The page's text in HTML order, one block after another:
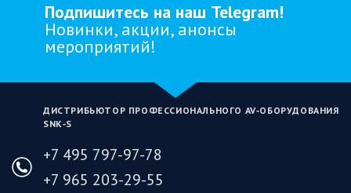
Подпишитесь на наш Telegram!
Новинки, акции, анонсы
мероприятий!
ДИСТРИБЬЮТОР ПРОФЕССИОНАЛЬНОГО AV‑ОБОРУДОВАНИЯ
SNK‑S
+7 495 797-97-78
+7 965 203-29-55